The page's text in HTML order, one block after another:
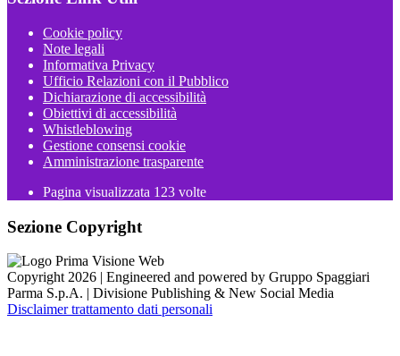
Cookie policy
Note legali
Informativa Privacy
Ufficio Relazioni con il Pubblico
Dichiarazione di accessibilità
Obiettivi di accessibilità
Whistleblowing
Gestione consensi cookie
Amministrazione trasparente
Pagina visualizzata 123 volte
Sezione Copyright
Copyright 2026 | Engineered and powered by Gruppo Spaggiari
Parma S.p.A. | Divisione Publishing & New Social Media
Disclaimer trattamento dati personali